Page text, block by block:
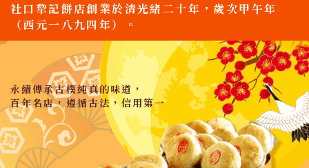
社口犂記餅店創業於清光緒二十年，歲次甲午年
（西元一八九四年）。
永續傳承古樸純真的味道，
百年名店，遵循古法，信用第一